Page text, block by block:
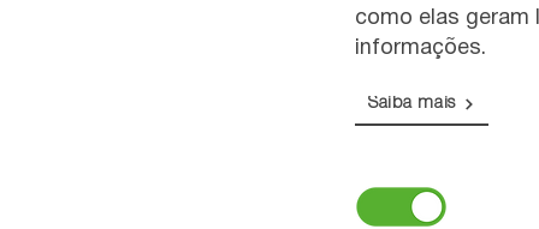
como elas geram
informações.
Saiba mais